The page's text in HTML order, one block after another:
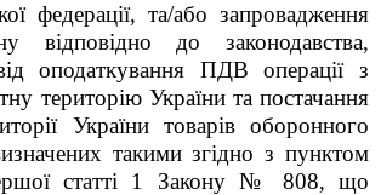
федерації, та/або запровадження
відповідно до законодавства,
оподаткування ПДВ операції з
територію України та постачання
України товарів оборонного
такими згідно з пунктом
статті 1 Закону № 808, що